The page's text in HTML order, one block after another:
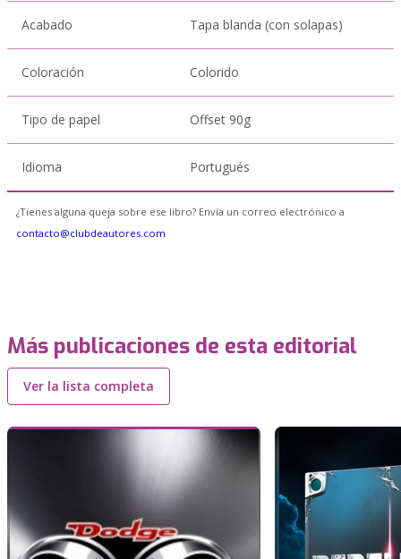
Acabado Tapa blanda (con solapas)
Coloración Colorido
Tipo de papel Offset 90g
Idioma Portugués
¿Tienes alguna queja sobre ese libro? Envía un correo electrónico a
contacto@clubdeautores.com
Más publicaciones de esta editorial
Ver la lista completa